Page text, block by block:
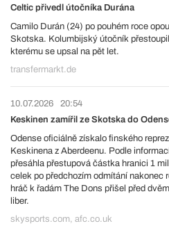
Celtic přivedl útočníka Durána
Camilo Durán (24) po pouhém roce
Skotska. Kolumbijský útočník
kterému se upsal na pět let.
transfermarkt.de
10.07.2026
20:54
Keskinen zamířil ze Skotska do
Odense oficiálně získalo finského
Keskinena z Aberdeenu. Podle
přesáhla přestupová částka hranici 1
celek po předchozím odmítání nakonec
hráč k řadám The Dons přišel před
liber.
skysports.com, afc.co.uk